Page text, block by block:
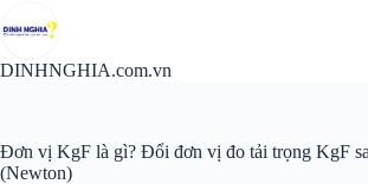
đến
nội
DINHNGHIA.com.vn
Đơn vị KgF là gì? Đổi đơn vị đo tải trọng KgF
(Newton)